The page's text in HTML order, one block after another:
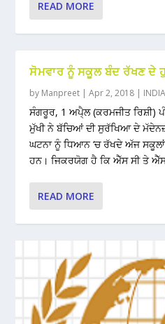
READ MORE
ਸੋਮਵਾਰ ਨੂੰ ਸਕੂਲ ਬੰਦ ਰੱਖਣ ਦੇ
by Manpreet |Apr 2, 2018 | INDIA
ਸੰਗਰੂਰ, 1 ਅਪੈ੍ਲ (ਕਰਮਜੀਤ ਰਿਸ਼ੀ)
ਮੁੱਖੀ ਨੇ ਬੱਚਿਆਂ ਦੀ ਸੁਰੱਖਿਆ ਦੇ
ਘਟਨਾ ਨੂੰ ਧਿਆਨ ‘ਚ ਰੱਖਦੇ ਅੱਜ
ਹਨ। ਜਿਕਰਯੋਗ ਹੈ ਕਿ ਐੱਸ ਸੀ ਤੇ ਐੱਸ
READ MORE